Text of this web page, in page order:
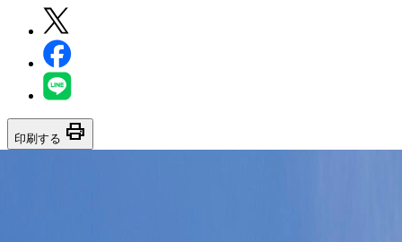
印刷する print